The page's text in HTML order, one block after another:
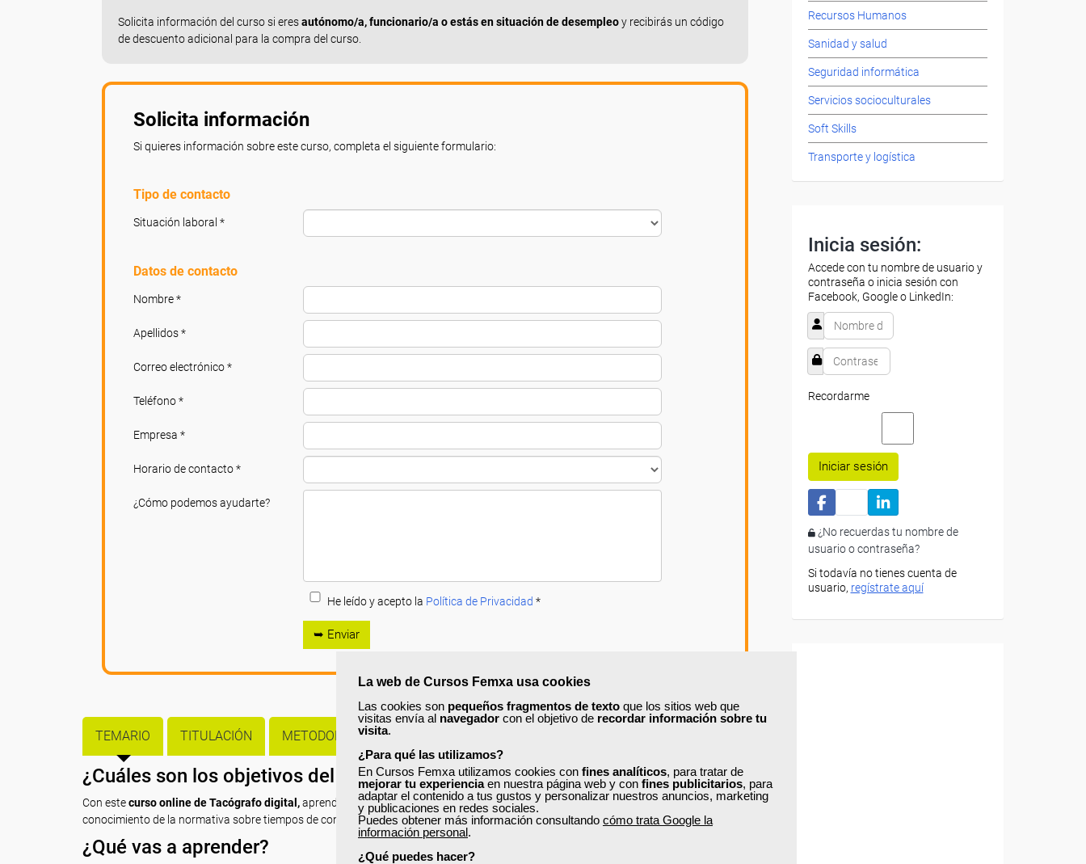
La web de Cursos Femxa usa cookies
Las cookies son pequeños fragmentos de texto que los sitios web que
visitas envía al navegador con el objetivo de recordar información sobre tu
visita.
¿Para qué las utilizamos?
En Cursos Femxa utilizamos cookies con fines analíticos, para tratar de
mejorar tu experienciaen nuestra página web y con fines publicitarios, para
adaptar el contenido a tus gustos y personalizar nuestros anuncios, marketing
y publicaciones en redes sociales.
Puedes obtener más información consultando cómo trata Google la
información personal.
¿Qué puedes hacer?
Solicita información del curso si eresautónomo/a, funcionario/a o estás en situación de desempleoy recibirás un código
de descuento adicional para la compra del curso.
Solicita información
Si quieres información sobre este curso, completa el siguiente formulario:
Tipo de contacto
Situación laboral *
Datos de contacto
Nombre *
Apellidos *
Correo electrónico *
Teléfono *
Empresa *
Horario de contacto *
¿Cómo podemos ayudarte?
He leído y acepto la Política de Privacidad *
➥ Enviar
TEMARIO TITULACIÓN METODOLOGÍA
¿Cuáles son los objetivos del curso?
Con estecurso online de Tacógrafo digital,aprenderás en profundidad el manejo y funcionamiento del Tacógrafo Digital, así como el
conocimiento de la normativa sobre tiempos de conducción y descanso.
¿Qué vas a aprender?
Recursos Humanos
Sanidad y salud
Seguridad informática
Servicios socioculturales
Soft Skills
Transporte y logística
Inicia sesión:
Accede con tu nombre de usuario y
contraseña o inicia sesión con
Facebook, Google o LinkedIn:
Recordarme
Iniciar sesión
¿No recuerdas tu nombre de
usuario o contraseña?
Si todavía no tienes cuenta de
usuario, regístrate aquí